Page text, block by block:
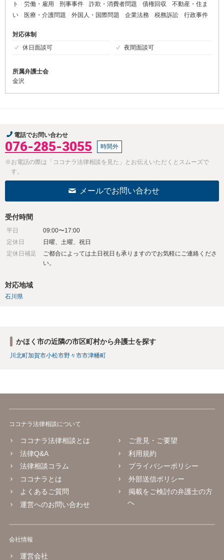
ト
労働・雇用 刑事事件 詐欺・消費者問題 債権回収
不動産・住ま
い
医療・介護問題 外国人・国際問題 企業法務 税務訴訟 行政事件
対応体制
休日面談可
夜間面談可
所属弁護士会
金沢
電話でお問い合わせ
076-285-3055 時間外
※お電話の際は「ココナラ法律相談を見た」とお伝えいただくとスムーズで
す。
メールでお問い合わせ
受付時間
平日
09:00〜17:00
定休日
日曜、土曜、祝日
定休日補足
ご都合によっては土日祝日も承りますのでお気軽にご連絡くださ
い。
対応地域
石川県
かほく市の近隣の市区町村から弁護士を探す
川北町加賀市小松市野々市市津幡町
ココナラ法律相談について
ココナラ法律相談とは
法律Q&A
法律相談コラム
ココナラとは
よくあるご質問
運営へのお問い合わせ
ご意見・ご要望
利用規約
プライバシーポリシー
外部送信ポリシー
掲載をご検討の弁護士の方
へ
会社情報
運営会社